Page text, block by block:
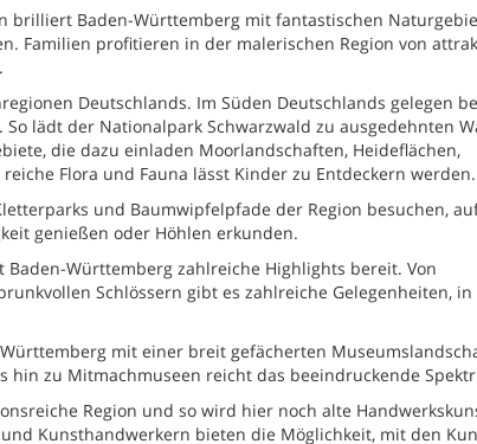
brilliert Baden-Württemberg mit fantastischen
Familien profitieren in der malerischen Region von
Deutschlands. Im Süden Deutschlands gelegen
lädt der Nationalpark Schwarzwald zu ausgedehnten
die dazu einladen Moorlandschaften, Heideflächen,
Flora und Fauna lässt Kinder zu Entdeckern werden.
und Baumwipfelpfade der Region besuchen,
genießen oder Höhlen erkunden.
Württemberg zahlreiche Highlights bereit. Von
Schlössern gibt es zahlreiche Gelegenheiten, in
mit einer breit gefächerten
zu Mitmachmuseen reicht das beeindruckende
Region und so wird hier noch alte
Kunsthandwerkern bieten die Möglichkeit, mit den